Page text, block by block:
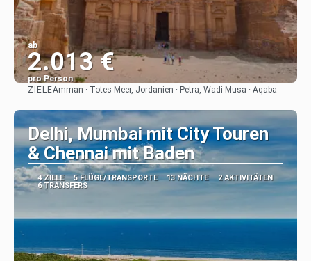
ab
2.013 €
pro Person
ZIELEAmman · Totes Meer, Jordanien · Petra, Wadi Musa · Aqaba
Delhi, Mumbai mit City Touren
& Chennai mit Baden
4 ZIELE 5 FLÜGE/TRANSPORTE 13 NÄCHTE
2 AKTIVITÄTEN
6 TRANSFERS